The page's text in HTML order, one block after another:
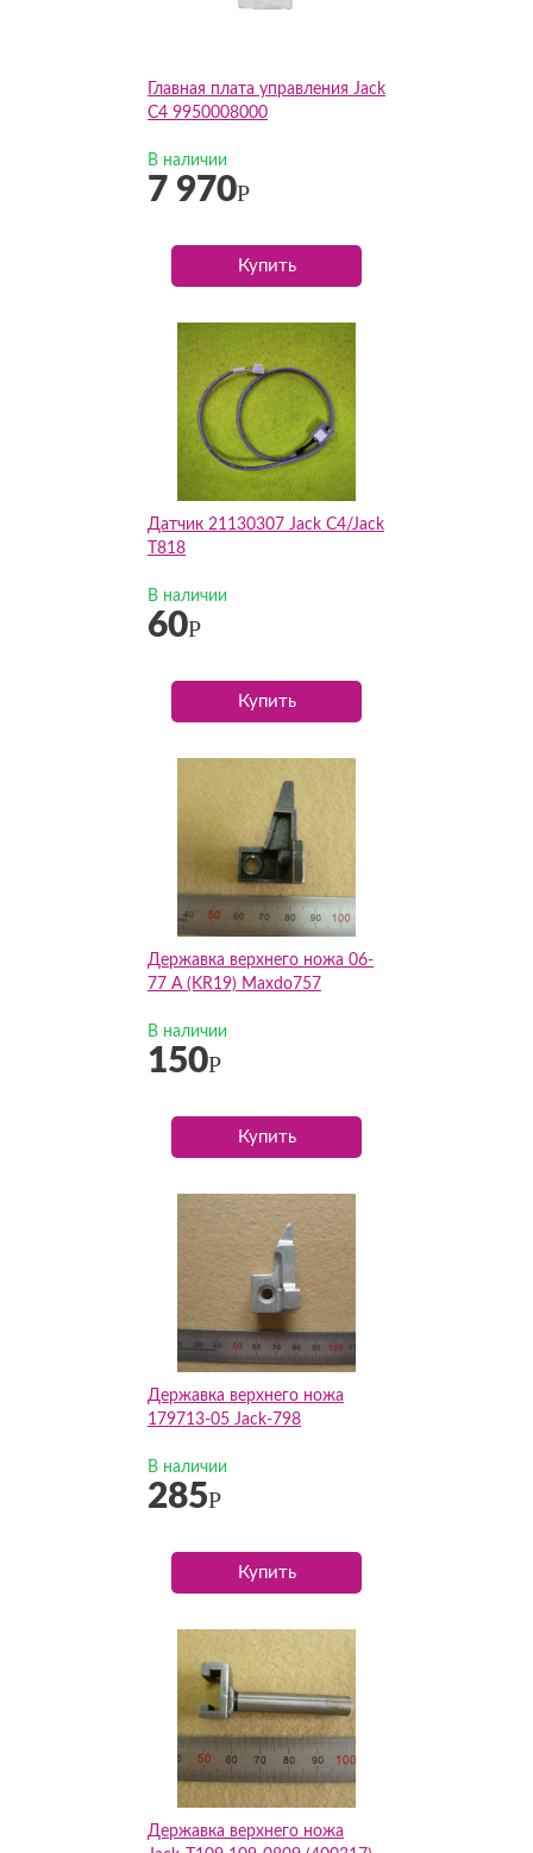
Главная плата управления Jack
C4 9950008000
В наличии
7 970Р
Купить
Датчик 21130307 Jack C4/Jack
T818
В наличии
60Р
Купить
Державка верхнего ножа 06-
77 A (KR19) Maxdo757
В наличии
150Р
Купить
Державка верхнего ножа
179713-05 Jack-798
В наличии
285Р
Купить
Державка верхнего ножа